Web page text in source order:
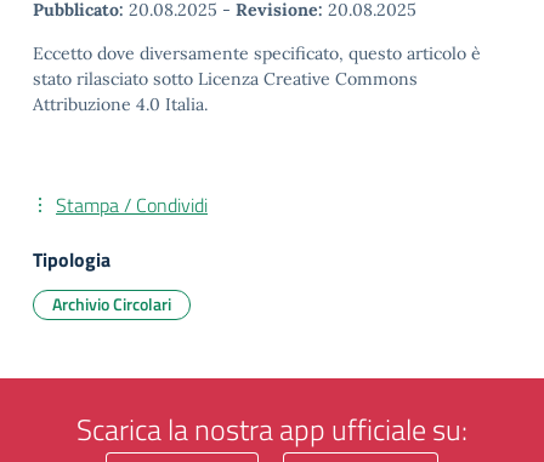
Pubblicato: 20.08.2025 - Revisione: 20.08.2025
Eccetto dove diversamente specificato, questo articolo è
stato rilasciato sotto Licenza Creative Commons
Attribuzione 4.0 Italia.
Stampa / Condividi
Tipologia
Archivio Circolari
Scarica la nostra app ufficiale su: